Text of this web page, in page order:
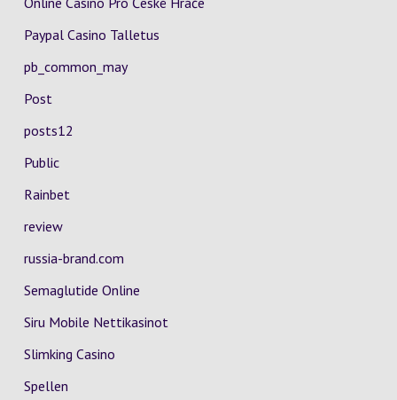
Paypal Casino Talletus
pb_common_may
Post
posts12
Public
Rainbet
review
russia-brand.com
Semaglutide Online
Siru Mobile Nettikasinot
Slimking Casino
Spellen